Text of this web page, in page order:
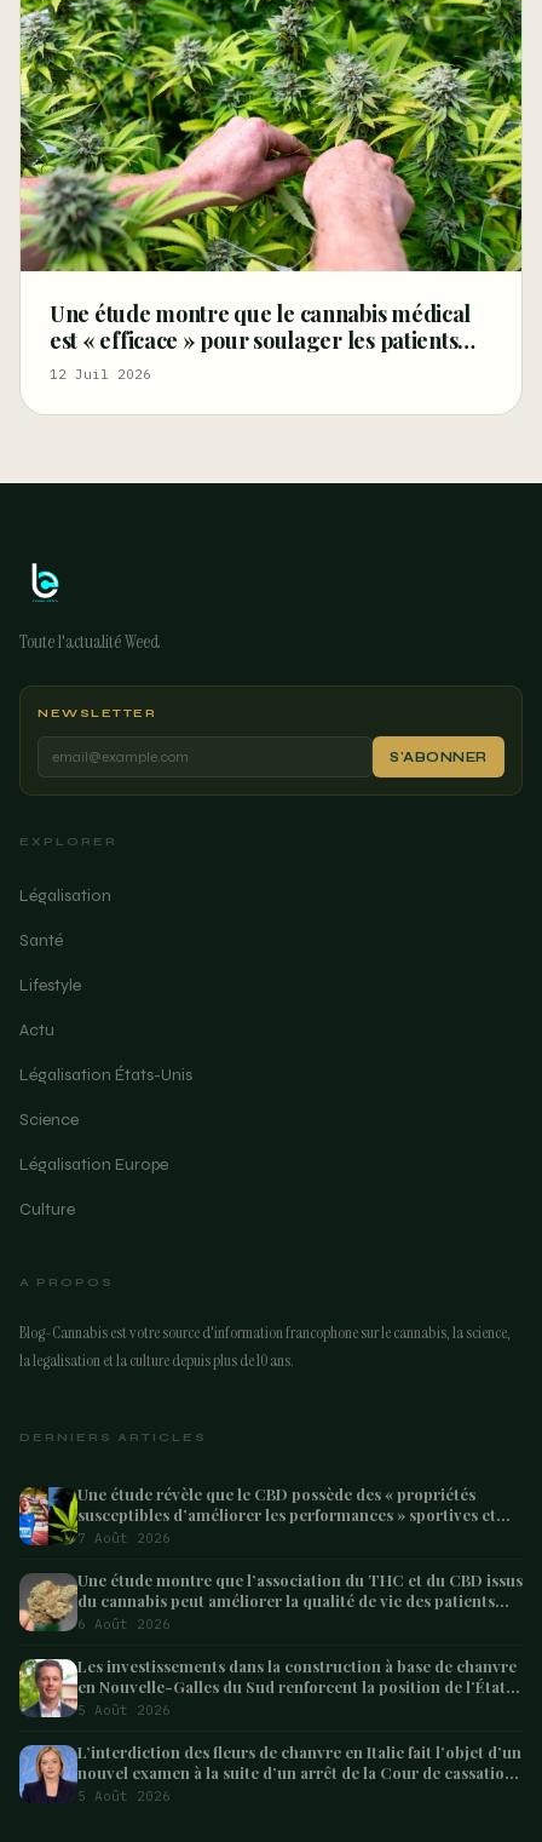
Une étude montre que le cannabis médical
est « efficace » pour soulager les patients
atteints du syndrome des jambes sans repos
12 Juil 2026
Toute l'actualité Weed
NEWSLETTER
S'ABONNER
EXPLORER
Légalisation
Santé
Lifestyle
Actu
Légalisation États-Unis
Science
Légalisation Europe
Culture
A PROPOS
Blog-Cannabis est votre source d'information francophone sur le cannabis, la science,
la legalisation et la culture depuis plus de 10 ans.
DERNIERS ARTICLES
Une étude révèle que le CBD possède des « propriétés
susceptibles d’améliorer les performances » sportives et
pourrait aider les athlètes à récupérer après l’effort
7 Août 2026
Une étude montre que l’association du THC et du CBD issus
du cannabis peut améliorer la qualité de vie des patients
atteints de démence – Marijuana Moment
6 Août 2026
Les investissements dans la construction à base de chanvre
en Nouvelle-Galles du Sud renforcent la position de l’État
en tant que leader australien
5 Août 2026
L’interdiction des fleurs de chanvre en Italie fait l’objet d’un
nouvel examen à la suite d’un arrêt de la Cour de cassation
concernant les saisies
5 Août 2026